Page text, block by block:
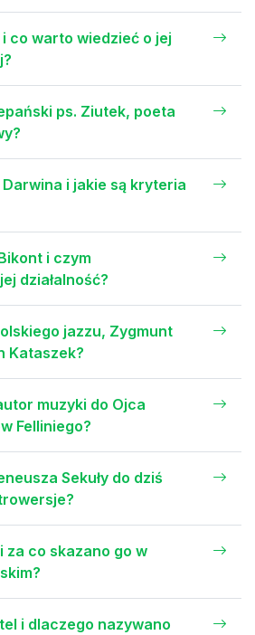
co warto wiedzieć o jej
ps. Ziutek, poeta
i jakie są kryteria
i czym
działalność?
jazzu, Zygmunt
Kataszek?
muzyki do Ojca
Felliniego?
Sekuły do dziś
za co skazano go w
i dlaczego nazywano